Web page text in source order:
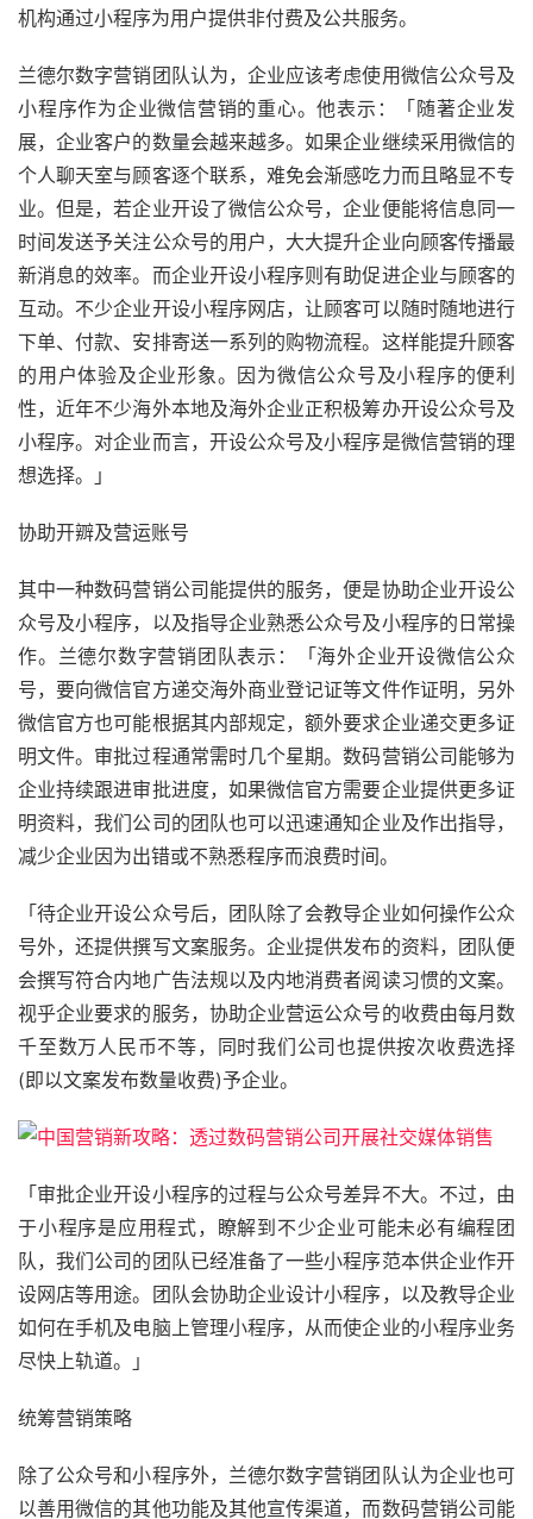
机构通过小程序为用户提供非付费及公共服务。
兰德尔数字营销团队认为，企业应该考虑使用微信公众号及
小程序作为企业微信营销的重心。他表示：「随著企业发
展，企业客户的数量会越来越多。如果企业继续采用微信的
个人聊天室与顾客逐个联系，难免会渐感吃力而且略显不专
业。但是，若企业开设了微信公众号，企业便能将信息同一
时间发送予关注公众号的用户，大大提升企业向顾客传播最
新消息的效率。而企业开设小程序则有助促进企业与顾客的
互动。不少企业开设小程序网店，让顾客可以随时随地进行
下单、付款、安排寄送一系列的购物流程。这样能提升顾客
的用户体验及企业形象。因为微信公众号及小程序的便利
性，近年不少海外本地及海外企业正积极筹办开设公众号及
小程序。对企业而言，开设公众号及小程序是微信营销的理
想选择。」
协助开辧及营运账号
其中一种数码营销公司能提供的服务，便是协助企业开设公
众号及小程序，以及指导企业熟悉公众号及小程序的日常操
作。兰德尔数字营销团队表示：「海外企业开设微信公众
号，要向微信官方递交海外商业登记证等文件作证明，另外
微信官方也可能根据其内部规定，额外要求企业递交更多证
明文件。审批过程通常需时几个星期。数码营销公司能够为
企业持续跟进审批进度，如果微信官方需要企业提供更多证
明资料，我们公司的团队也可以迅速通知企业及作出指导，
减少企业因为出错或不熟悉程序而浪费时间。
「待企业开设公众号后，团队除了会教导企业如何操作公众
号外，还提供撰写文案服务。企业提供发布的资料，团队便
会撰写符合内地广告法规以及内地消费者阅读习惯的文案。
视乎企业要求的服务，协助企业营运公众号的收费由每月数
千至数万人民币不等，同时我们公司也提供按次收费选择
(即以文案发布数量收费)予企业。
「审批企业开设小程序的过程与公众号差异不大。不过，由
于小程序是应用程式，瞭解到不少企业可能未必有编程团
队，我们公司的团队已经准备了一些小程序范本供企业作开
设网店等用途。团队会协助企业设计小程序，以及教导企业
如何在手机及电脑上管理小程序，从而使企业的小程序业务
尽快上轨道。」
统筹营销策略
除了公众号和小程序外，兰德尔数字营销团队认为企业也可
以善用微信的其他功能及其他宣传渠道，而数码营销公司能